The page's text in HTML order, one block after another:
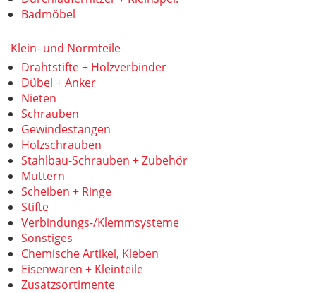
Badmöbel
Klein- und Normteile
Drahtstifte + Holzverbinder
Dübel + Anker
Nieten
Schrauben
Gewindestangen
Holzschrauben
Stahlbau-Schrauben + Zubehör
Muttern
Scheiben + Ringe
Stifte
Verbindungs-/Klemmsysteme
Sonstiges
Chemische Artikel, Kleben
Eisenwaren + Kleinteile
Zusatzsortimente